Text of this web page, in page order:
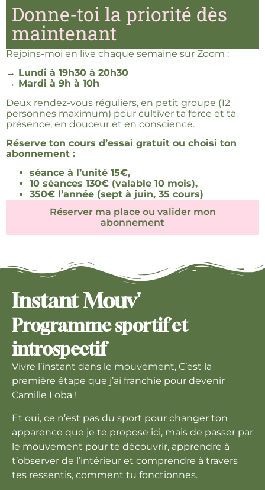
Donne-toi la priorité dès
maintenant
Rejoins-moi en live chaque semaine sur Zoom :
→ Lundi à 19h30 à 20h30
→ Mardi à 9h à 10h
Deux rendez-vous réguliers, en petit groupe (12
personnes maximum) pour cultiver ta force et ta
présence, en douceur et en conscience.
Réserve ton cours d’essai gratuit ou choisi ton
abonnement :
séance à l’unité 15€,
10 séances 130€ (valable 10 mois),
350€ l’année (sept à juin, 35 cours)
Réserver ma place ou valider mon
abonnement
Instant Mouv'
Programme sportif et
introspectif
Vivre l’instant dans le mouvement, C’est la
première étape que j’ai franchie pour devenir
Camille Loba !
Et oui, ce n’est pas du sport pour changer ton
apparence que je te propose ici, mais de passer par
le mouvement pour te découvrir, apprendre à
t’observer de l’intérieur et comprendre à travers
tes ressentis, comment tu fonctionnes.